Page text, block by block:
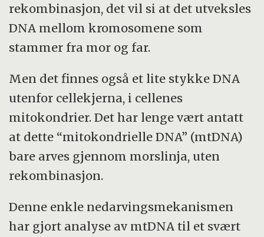
rekombinasjon, det vil si at det utveksles
DNA mellom kromosomene som
stammer fra mor og far.
Men det finnes også et lite stykke DNA
utenfor cellekjerna, i cellenes
mitokondrier. Det har lenge vært antatt
at dette “mitokondrielle DNA” (mtDNA)
bare arves gjennom morslinja, uten
rekombinasjon.
Denne enkle nedarvingsmekanismen
har gjort analyse av mtDNA til et svært